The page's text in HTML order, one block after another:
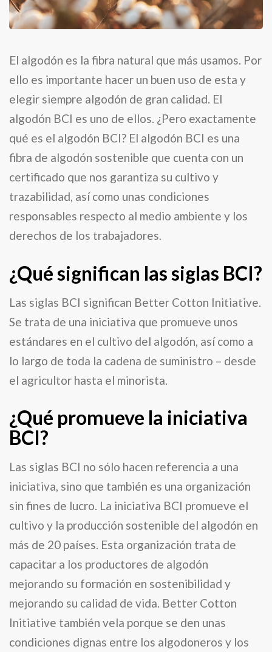
El algodón es la fibra natural que más usamos. Por
ello es importante hacer un buen uso de esta y
elegir siempre algodón de gran calidad. El
algodón BCI es uno de ellos. ¿Pero exactamente
qué es el algodón BCI? El algodón BCI es una
fibra de algodón sostenible que cuenta con un
certificado que nos garantiza su cultivo y
trazabilidad, así como unas condiciones
responsables respecto al medio ambiente y los
derechos de los trabajadores.
¿Qué significan las siglas BCI?
Las siglas BCI significan Better Cotton Initiative.
Se trata de una iniciativa que promueve unos
estándares en el cultivo del algodón, así como a
lo largo de toda la cadena de suministro – desde
el agricultor hasta el minorista.
¿Qué promueve la iniciativa
BCI?
Las siglas BCI no sólo hacen referencia a una
iniciativa, sino que también es una organización
sin fines de lucro. La iniciativa BCI promueve el
cultivo y la producción sostenible del algodón en
más de 20 países. Esta organización trata de
capacitar a los productores de algodón
mejorando su formación en sostenibilidad y
mejorando su calidad de vida. Better Cotton
Initiative también vela porque se den unas
condiciones dignas entre los algodoneros y los